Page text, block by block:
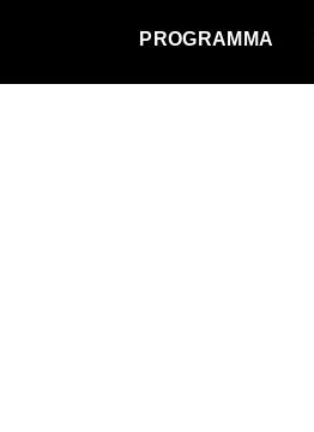
PROGRAMMA